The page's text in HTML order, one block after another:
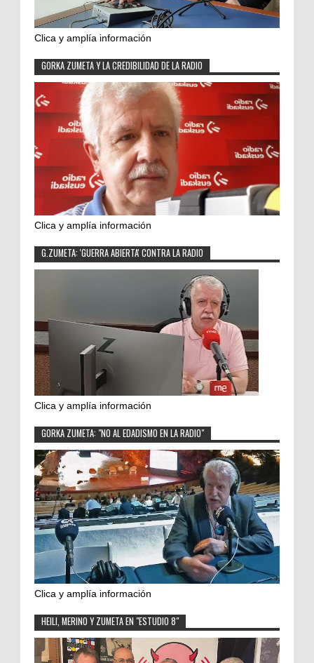
Clica y amplía información
GORKA ZUMETA Y LA CREDIBILIDAD DE LA RADIO
Clica y amplía información
G.ZUMETA: 'GUERRA ABIERTA' CONTRA LA RADIO
Clica y amplía información
GORKA ZUMETA: "NO AL EDADISMO EN LA RADIO"
Clica y amplía información
HEILI, MERINO Y ZUMETA EN "ESTUDIO 8"